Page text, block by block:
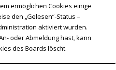
ermöglichen Cookies einige
den „Gelesen“-Status –
aktiviert wurden.
oder Abmeldung hast, kann
des Boards löscht.